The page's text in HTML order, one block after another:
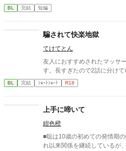
子のことは兄のように慕って
約終了時期か王子に想い人が
婚を承諾するまでここから出
与えられる。ハッピーエンド
BL 完結 短編
騙されて快楽地獄
てけてとん
友人におすすめされたマッサ
す。長すぎたので2話に分けて
BL 完結 ｼｮｰﾄｼｮｰﾄ R18
上手に啼いて
紺色橙
■聡は10歳の初めての発情期
れ以来関係を継続しているが